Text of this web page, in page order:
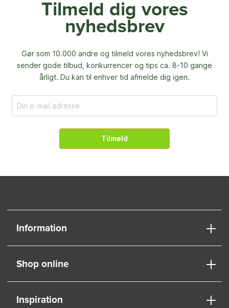
Tilmeld dig vores
nyhedsbrev
Gør som 10.000 andre og tilmeld vores nyhedsbrev! Vi
sender gode tilbud, konkurrencer og tips ca. 8-10 gange
årligt. Du kan til enhver tid afmelde dig igen.
Tilmeld
Information
Shop online
Inspiration